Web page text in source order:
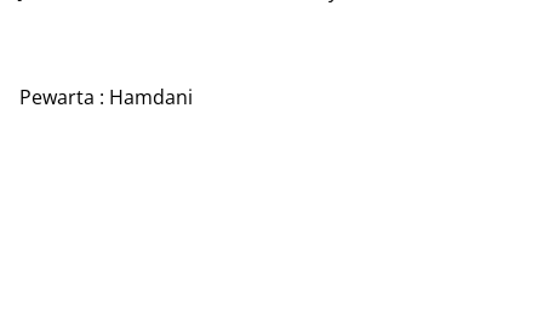
Pewarta : Hamdani